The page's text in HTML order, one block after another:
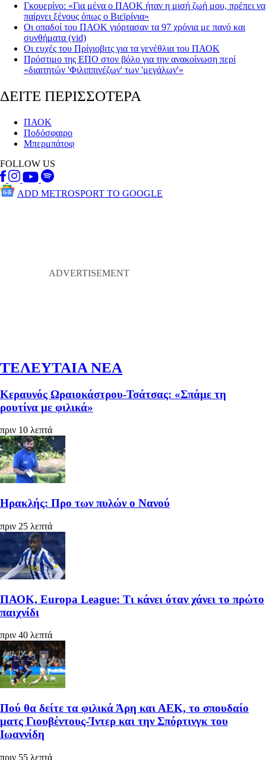
Γκουερίνο: «Για μένα ο ΠΑΟΚ ήταν η μισή ζωή μου, πρέπει να
παίρνει ξένους όπως ο Βιεϊρίνια»
Οι οπαδοί του ΠΑΟΚ γιόρτασαν τα 97 χρόνια με πανό και
συνθήματα (vid)
Οι ευχές του Πρίγιοβιτς για τα γενέθλια του ΠΑΟΚ
Πρόστιμο της ΕΠΟ στον βόλο για την ανακοίνωση περί
«διαιτητών 'Φιλιππινέζων' των 'μεγάλων'»
ΔΕΙΤΕ ΠΕΡΙΣΣΟΤΕΡΑ
ΠΑΟΚ
Ποδόσφαιρο
Μπερμπάτοφ
FOLLOW US
ADD METROSPORT TO GOOGLE
ΤΕΛΕΥΤΑΙΑ ΝΕΑ
Κεραυνός Ωραιοκάστρου-Τσάτσας: «Σπάμε τη
ρουτίνα με φιλικά»
πριν 10 λεπτά
Ηρακλής: Προ των πυλών ο Νανού
πριν 25 λεπτά
ΠΑΟΚ, Europa League: Τι κάνει όταν χάνει το πρώτο
παιχνίδι
πριν 40 λεπτά
Πού θα δείτε τα φιλικά Άρη και ΑΕΚ, το σπουδαίο
ματς Γιουβέντους-Ίντερ και την Σπόρτινγκ του
Ιωαννίδη
πριν 55 λεπτά